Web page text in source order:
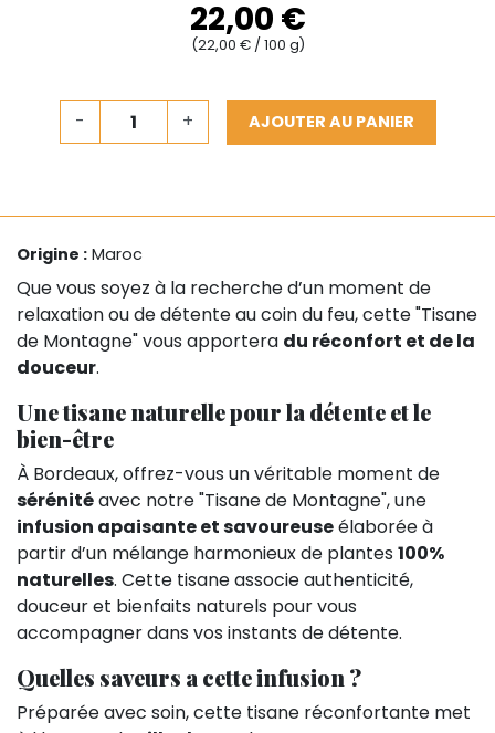
22,00 €
(22,00 € / 100 g)
- + AJOUTER AU PANIER
Origine : Maroc
Que vous soyez à la recherche d’un moment de
relaxation ou de détente au coin du feu, cette "Tisane
de Montagne" vous apportera du réconfort et de la
douceur.
Une tisane naturelle pour la détente et le
bien-être
À Bordeaux, offrez-vous un véritable moment de
sérénitéavec notre "Tisane de Montagne", une
infusion apaisante et savoureuseélaborée à
partir d’un mélange harmonieux de plantes 100%
naturelles. Cette tisane associe authenticité,
douceur et bienfaits naturels pour vous
accompagner dans vos instants de détente.
Quelles saveurs a cette infusion ?
Préparée avec soin, cette tisane réconfortante met